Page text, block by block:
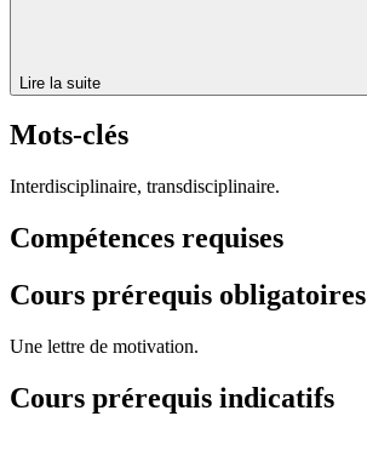
Lire la suite
Mots-clés
Interdisciplinaire, transdisciplinaire.
Compétences requises
Cours prérequis obligatoires
Une lettre de motivation.
Cours prérequis indicatifs